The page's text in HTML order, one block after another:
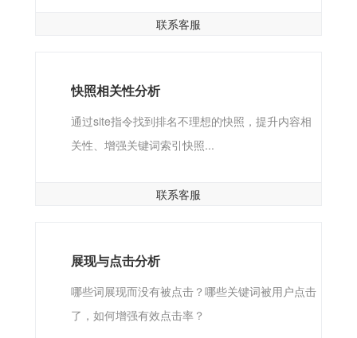
联系客服
快照相关性分析
通过site指令找到排名不理想的快照，提升内容相
关性、增强关键词索引快照...
联系客服
展现与点击分析
哪些词展现而没有被点击？哪些关键词被用户点击
了，如何增强有效点击率？